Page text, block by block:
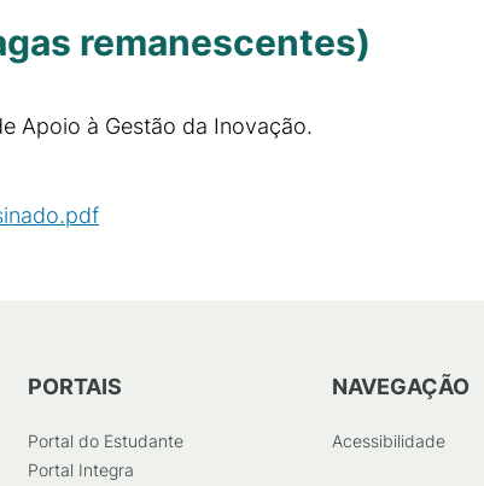
remanescentes)
Apoio à Gestão da Inovação.
PORTAIS
Portal do Estudante
Portal Integra
NAVEGAÇÃO
Acessibilidade